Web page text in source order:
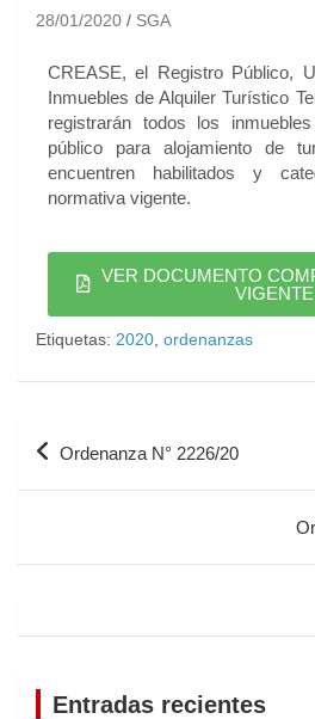
28/01/2020 SGA
CREASE, el Registro Público,
Inmuebles de Alquiler Turístico
registrarán todos los
público para alojamiento de
encuentren habilitados y
normativa vigente.
VER DOCUMENTO
VIGENTE
Etiquetas: 2020 ordenanzas
Ordenanza N° 2226/20
Entradas recientes